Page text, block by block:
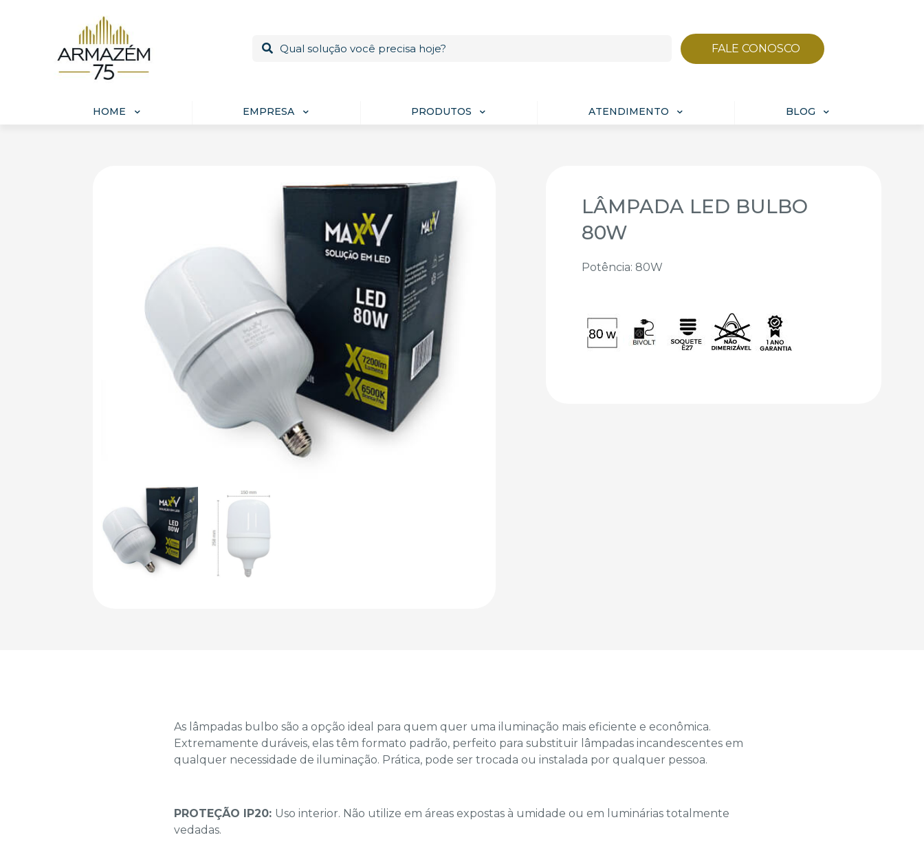
FALE CONOSCO
HOME EMPRESA PRODUTOS ATENDIMENTO BLOG
LÂMPADA LED BULBO
80W
Potência: 80W
As lâmpadas bulbo são a opção ideal para quem quer uma iluminação mais eficiente e econômica.
Extremamente duráveis, elas têm formato padrão, perfeito para substituir lâmpadas incandescentes em
qualquer necessidade de iluminação. Prática, pode ser trocada ou instalada por qualquer pessoa.
PROTEÇÃO IP20: Uso interior. Não utilize em áreas expostas à umidade ou em luminárias totalmente
vedadas.